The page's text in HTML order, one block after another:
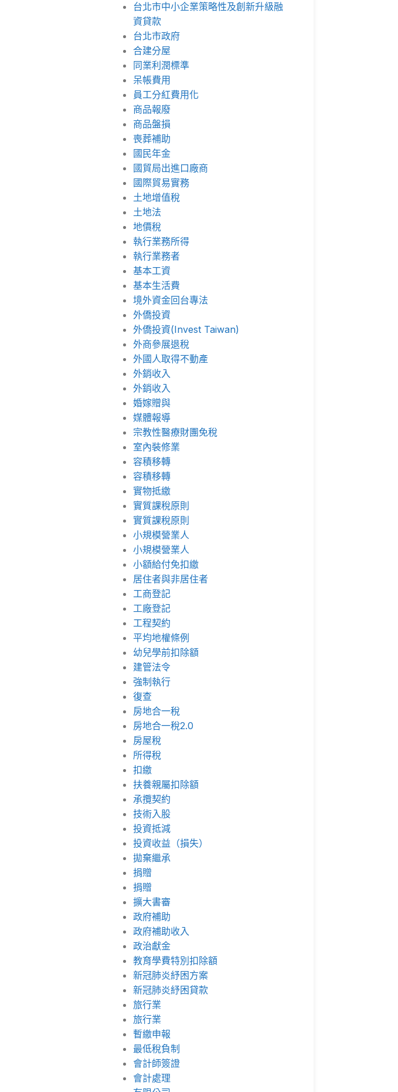
台北市中小企業策略性及創新升級融
資貸款
台北市政府
合建分屋
同業利潤標準
呆帳費用
員工分紅費用化
商品報廢
商品盤損
喪葬補助
國民年金
國貿局出進口廠商
國際貿易實務
土地增值稅
土地法
地價稅
執行業務所得
執行業務者
基本工資
基本生活費
境外資金回台專法
外僑投資
外僑投資(Invest Taiwan)
外商參展退稅
外國人取得不動產
外銷收入
外銷收入
婚嫁贈與
媒體報導
宗教性醫療財團免稅
室內裝修業
容積移轉
容積移轉
實物抵繳
實質課稅原則
實質課稅原則
小規模營業人
小規模營業人
小額給付免扣繳
居住者與非居住者
工商登記
工廠登記
工程契約
平均地權條例
幼兒學前扣除額
建管法令
強制執行
復查
房地合一稅
房地合一稅2.0
房屋稅
所得稅
扣繳
扶養親屬扣除額
承攬契約
技術入股
投資抵減
投資收益（損失）
拋棄繼承
捐贈
捐贈
擴大書審
政府補助
政府補助收入
政治獻金
教育學費特別扣除額
新冠肺炎紓困方案
新冠肺炎紓困貸款
旅行業
旅行業
暫繳申報
最低稅負制
會計師簽證
會計處理